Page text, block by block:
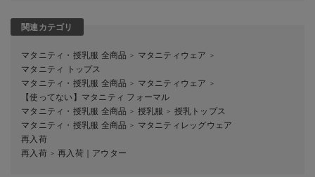
関連カテゴリ
マタニティ・授乳服 全商品 ＞ マタニティウェア ＞
マタニティ トップス
マタニティ・授乳服 全商品 ＞ マタニティウェア ＞
【使ってない】マタニティ フォーマル
マタニティ・授乳服 全商品 ＞ 授乳服 ＞ 授乳トップス
マタニティ・授乳服 全商品 ＞
マタニティレッグウェア
再入荷
再入荷 ＞ 再入荷｜アウター